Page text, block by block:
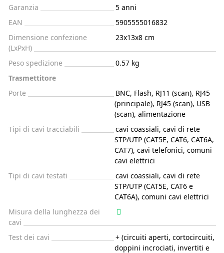
Garanzia
5 anni
EAN
5905555016832
Dimensione confezione
(LxPxH)
23x13x8 cm
Peso spedizione
0.57 kg
Trasmettitore
Porte
BNC, Flash, RJ11 (scan), RJ45
(principale), RJ45 (scan), USB
(scan), alimentazione
Tipi di cavi tracciabili
cavi coassiali, cavi di rete
STP/UTP (CAT5E, CAT6, CAT6A,
CAT7), cavi telefonici, comuni
cavi elettrici
Tipi di cavi testati
cavi coassiali, cavi di rete
STP/UTP (CAT5E, CAT6 e
CAT6A), comuni cavi elettrici
Misura della lunghezza dei
cavi
Test dei cavi
+ (circuiti aperti, cortocircuiti,
doppini incrociati, invertiti e